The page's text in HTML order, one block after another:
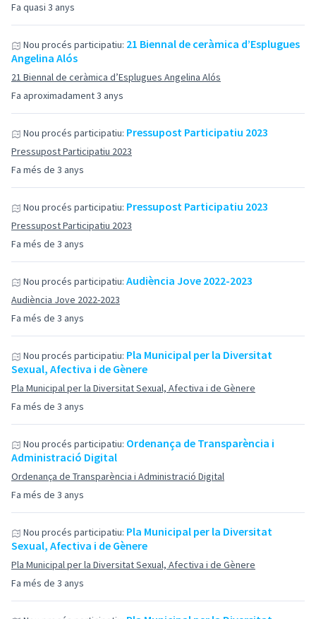
Fa quasi 3 anys
Fa aproximadament 3 anys
Nou procés participatiu: 21 Biennal de ceràmica d’Esplugues
Angelina Alós
21 Biennal de ceràmica d’Esplugues Angelina Alós
Fa més de 3 anys
Nou procés participatiu: Pressupost Participatiu 2023
Pressupost Participatiu 2023
Fa més de 3 anys
Nou procés participatiu: Pressupost Participatiu 2023
Pressupost Participatiu 2023
Fa més de 3 anys
Nou procés participatiu: Audiència Jove 2022-2023
Audiència Jove 2022-2023
Fa més de 3 anys
Nou procés participatiu: Pla Municipal per la Diversitat
Sexual, Afectiva i de Gènere
Pla Municipal per la Diversitat Sexual, Afectiva i de Gènere
Fa més de 3 anys
Nou procés participatiu: Ordenança de Transparència i
Administració Digital
Ordenança de Transparència i Administració Digital
Fa més de 3 anys
Nou procés participatiu: Pla Municipal per la Diversitat
Sexual, Afectiva i de Gènere
Pla Municipal per la Diversitat Sexual, Afectiva i de Gènere